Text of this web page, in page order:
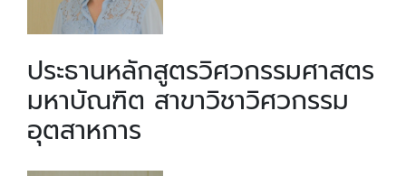
ประธานหลักสูตรวิศวกรรมศาสตร
มหาบัณฑิต สาขาวิชาวิศวกรรม
อุตสาหการ